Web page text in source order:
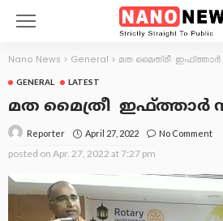
Nano News > General > മത മൈത്രീ ഇഫ്ത്താർ
GENERAL LATEST
മത മൈത്രീ ഇഫ്ത്താർ
Reporter April 27, 2022 No Comment
posted on Apr. 27, 2022 at 7:27 pm